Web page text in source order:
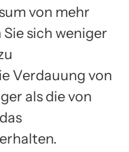
von mehr
sich weniger
Verdauung von
als die von